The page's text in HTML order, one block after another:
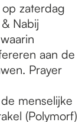
zaterdag
Nabij
aan de
Prayer
menselijke
(Polymorf)